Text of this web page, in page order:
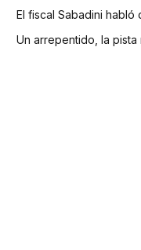
El fiscal Sabadini habló
Un arrepentido, la